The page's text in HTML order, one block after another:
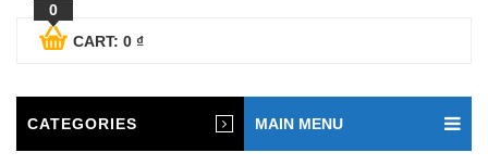
0
CART: 0 ₫
CATEGORIES MAIN MENU